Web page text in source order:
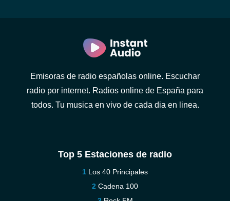
Emisoras de radio españolas online. Escuchar
radio por internet. Radios online de España para
todos. Tu musica en vivo de cada dia en linea.
Top 5 Estaciones de radio
Los 40 Principales
Cadena 100